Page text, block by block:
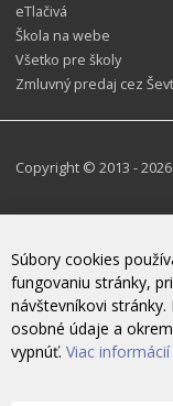
eTlačivá
Škola na webe
Všetko pre školy
Zmluvný predaj cez
Copyright © 2013 - 2026
Súbory cookies
fungovaniu stránky,
návštevníkovi
osobné údaje a
vypnúť. Viac